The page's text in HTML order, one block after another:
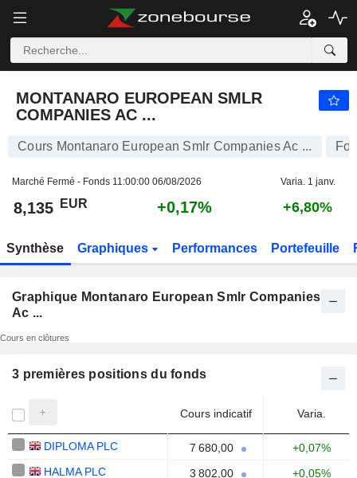
MONTANARO EUROPEAN SMLR
COMPANIES AC ...
Cours Montanaro European Smlr Companies Ac ...
Marché Fermé - Fonds 11:00:00 06/08/2026 Varia. 1 janv.
8,135 EUR +0,17% +6,80%
Synthèse Graphiques Performances Portefeuille
Graphique Montanaro European Smlr Companies
Ac ...
Cours en clôtures
3 premières positions du fonds
Cours indicatif Varia.
DIPLOMA PLC 7 680,00
+0,07%
HALMA PLC
3 802,00
+0,05%